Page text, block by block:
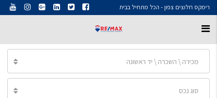
רימקס חלוצים צפון - הכל מתחיל בבית
מכירה \ השכרה \ יד ראשונה
סוג נכס